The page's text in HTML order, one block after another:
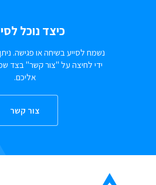
כיצד נוכל
נשמח לסייע בשיחה או פגישה.
ידי לחיצה על "צור קשר" בצד
אליכם.
צור קשר